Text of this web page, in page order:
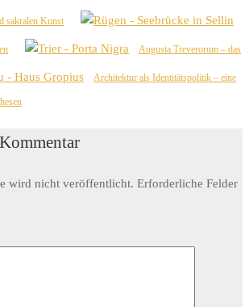
sakralen Kunst
Augusta Treverorum – das
Architektur als Identitätspolitik – eine
wird nicht veröffentlicht. Erforderliche Felder